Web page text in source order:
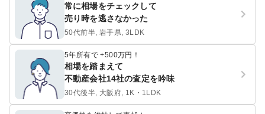
常に相場をチェックして
売り時を逃さなかった
50代前半, 岩手県, 3LDK
5年所有で +500万円！
相場を踏まえて
不動産会社14社の査定を吟味
30代後半, 大阪府, 1K・1LDK